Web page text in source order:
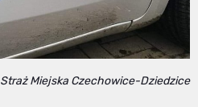
Straż Miejska Czechowice-Dziedzice